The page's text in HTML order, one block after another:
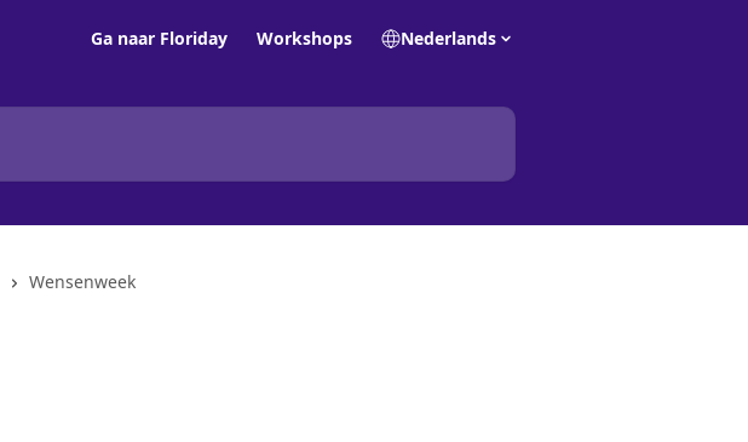
Ga naar Floriday Workshops Nederlands
Wensenweek